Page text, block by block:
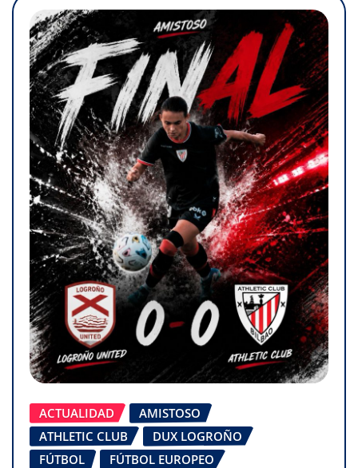
ACTUALIDAD
AMISTOSO
ATHLETIC CLUB
DUX LOGROÑO
FÚTBOL
FÚTBOL EUROPEO